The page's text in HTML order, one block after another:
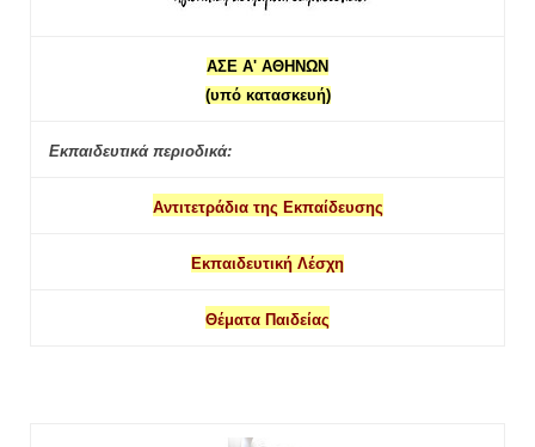
ΑΣΕ Α' ΑΘΗΝΩΝ
(υπό κατασκευή)
Εκπαιδευτικά περιοδικά:
Αντιτετράδια της Εκπαίδευσης
Εκπαιδευτική Λέσχη
Θέματα Παιδείας